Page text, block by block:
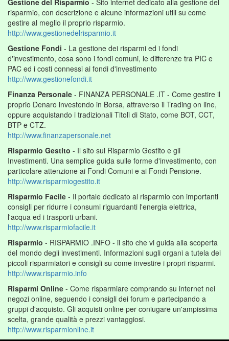
risparmio, con descrizione e alcune informazioni utili su come
gestire al meglio il proprio risparmio.
http://www.gestionedelrisparmio.it
Gestione Fondi - La gestione dei risparmi ed i fondi
d'investimento, cosa sono i fondi comuni, le differenze tra PIC e
PAC ed i costi connessi ai fondi d'investimento
http://www.gestionefondi.it
Finanza Personale - FINANZA PERSONALE .IT - Come gestire il
proprio Denaro investendo in Borsa, attraverso il Trading on line,
oppure acquistando i tradizionali Titoli di Stato, come BOT, CCT,
BTP e CTZ.
http://www.finanzapersonale.net
Risparmio Gestito - Il sito sul Risparmio Gestito e gli
Investimenti. Una semplice guida sulle forme d'investimento, con
particolare attenzione ai Fondi Comuni e ai Fondi Pensione.
http://www.risparmiogestito.it
Risparmio Facile - Il portale dedicato al risparmio con importanti
consigli per ridurre i consumi riguardanti l'energia elettrica,
l'acqua ed i trasporti urbani.
http://www.risparmiofacile.it
Risparmio - RISPARMIO .INFO - il sito che vi guida alla scoperta
del mondo degli investimenti. Informazioni sugli organi a tutela dei
piccoli risparmiatori e consigli su come investire i propri risparmi.
http://www.risparmio.info
Risparmi Online - Come risparmiare comprando su internet nei
negozi online, seguendo i consigli dei forum e partecipando a
gruppi d'acquisto. Gli acquisti online per coniugare un'ampissima
scelta, grande qualità e prezzi vantaggiosi.
http://www.risparmionline.it